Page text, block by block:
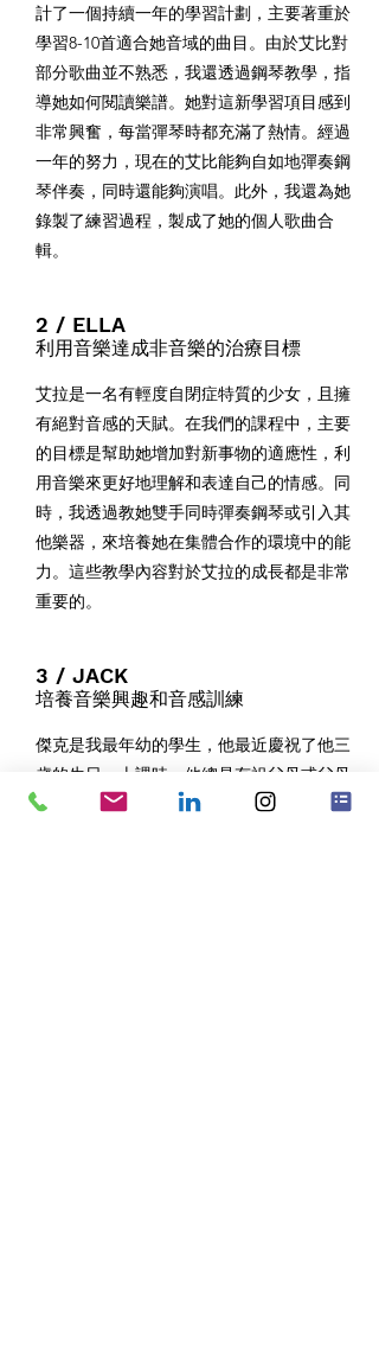
計了一個持續一年的學習計劃，主要著重於
學習8-10首適合她音域的曲目。由於艾比對
部分歌曲並不熟悉，我還透過鋼琴教學，指
導她如何閱讀樂譜。她對這新學習項目感到
非常興奮，每當彈琴時都充滿了熱情。經過
一年的努力，現在的艾比能夠自如地彈奏鋼
琴伴奏，同時還能夠演唱。此外，我還為她
錄製了練習過程，製成了她的個人歌曲合
輯。
2 / ELLA
利用音樂達成非音樂的治療目標
艾拉是一名有輕度自閉症特質的少女，且擁
有絕對音感的天賦。在我們的課程中，主要
的目標是幫助她增加對新事物的適應性，利
用音樂來更好地理解和表達自己的情感。同
時，我透過教她雙手同時彈奏鋼琴或引入其
他樂器，來培養她在集體合作的環境中的能
力。這些教學內容對於艾拉的成長都是非常
重要的。
3 / JACK
培養音樂興趣和音感訓練
傑克是我最年幼的學生，他最近慶祝了他三
歲的生日。上課時，他總是有祖父母或父母
陪伴，他們會輪流出席。我們的每堂課都會